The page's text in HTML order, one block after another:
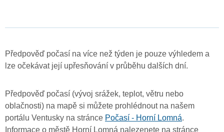
Předpověď počasí na více než týden je pouze výhledem a
lze očekávat její upřesňování v průběhu dalších dní.
Předpověď počasí (vývoj srážek, teplot, větru nebo
oblačnosti) na mapě si můžete prohlédnout na našem
portálu Ventusky na stránce Počasí - Horní Lomná.
Informace o městě Horní Lomná nalezenete na stránce